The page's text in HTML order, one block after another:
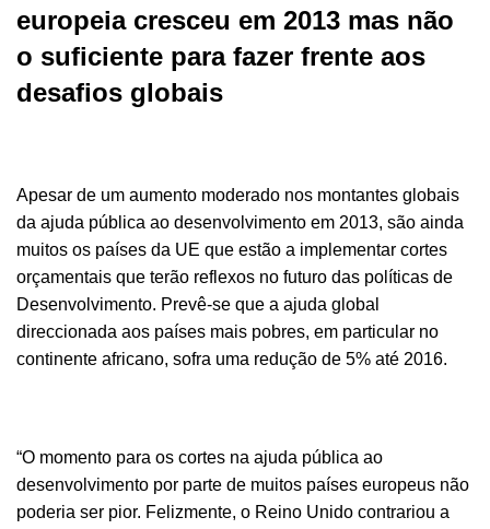
europeia cresceu em 2013 mas não
o suficiente para fazer frente aos
desafios globais
Apesar de um aumento moderado nos montantes globais
da ajuda pública ao desenvolvimento em 2013, são ainda
muitos os países da UE que estão a implementar cortes
orçamentais que terão reflexos no futuro das políticas de
Desenvolvimento. Prevê-se que a ajuda global
direccionada aos países mais pobres, em particular no
continente africano, sofra uma redução de 5% até 2016.
“O momento para os cortes na ajuda pública ao
desenvolvimento por parte de muitos países europeus não
poderia ser pior. Felizmente, o Reino Unido contrariou a